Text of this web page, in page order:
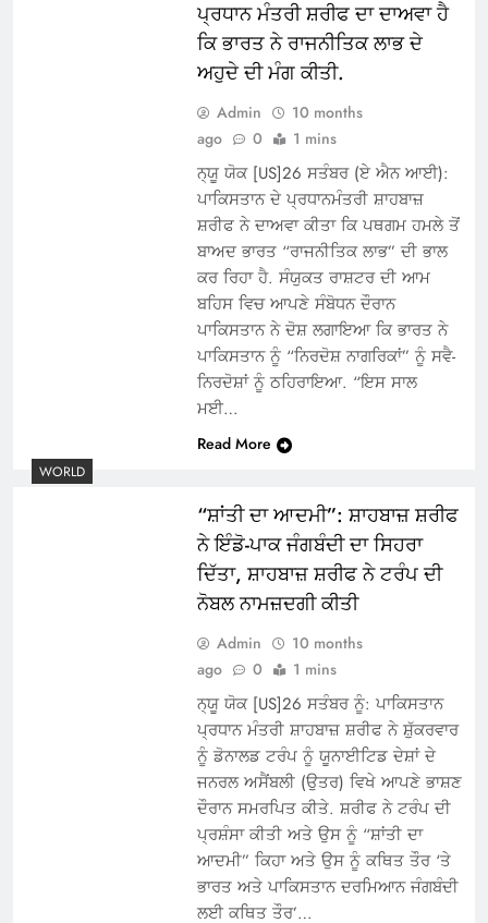
ਪ੍ਰਧਾਨ ਮੰਤਰੀ ਸ਼ਰੀਫ ਦਾ ਦਾਅਵਾ ਹੈ
ਕਿ ਭਾਰਤ ਨੇ ਰਾਜਨੀਤਿਕ ਲਾਭ ਦੇ
ਅਹੁਦੇ ਦੀ ਮੰਗ ਕੀਤੀ.
Admin
10 months
ago
0 1 mins
ਨ੍ਯੂ ਯੋਕ [US]26 ਸਤੰਬਰ (ਏ ਐਨ ਆਈ):
ਪਾਕਿਸਤਾਨ ਦੇ ਪ੍ਰਧਾਨਮੰਤਰੀ ਸ਼ਾਹਬਾਜ਼
ਸ਼ਰੀਫ ਨੇ ਦਾਅਵਾ ਕੀਤਾ ਕਿ ਪਥਗਮ ਹਮਲੇ ਤੋਂ
ਬਾਅਦ ਭਾਰਤ “ਰਾਜਨੀਤਿਕ ਲਾਭ” ਦੀ ਭਾਲ
ਕਰ ਰਿਹਾ ਹੈ. ਸੰਯੁਕਤ ਰਾਸ਼ਟਰ ਦੀ ਆਮ
ਬਹਿਸ ਵਿਚ ਆਪਣੇ ਸੰਬੋਧਨ ਦੌਰਾਨ
ਪਾਕਿਸਤਾਨ ਨੇ ਦੋਸ਼ ਲਗਾਇਆ ਕਿ ਭਾਰਤ ਨੇ
ਪਾਕਿਸਤਾਨ ਨੂੰ “ਨਿਰਦੋਸ਼ ਨਾਗਰਿਕਾਂ” ਨੂੰ ਸਵੈ-
ਨਿਰਦੋਸ਼ਾਂ ਨੂੰ ਠਹਿਰਾਇਆ. “ਇਸ ਸਾਲ
ਮਈ…
Read More
WORLD
“ਸ਼ਾਂਤੀ ਦਾ ਆਦਮੀ”: ਸ਼ਾਹਬਾਜ਼ ਸ਼ਰੀਫ
ਨੇ ਇੰਡੋ-ਪਾਕ ਜੰਗਬੰਦੀ ਦਾ ਸਿਹਰਾ
ਦਿੱਤਾ, ਸ਼ਾਹਬਾਜ਼ ਸ਼ਰੀਫ ਨੇ ਟਰੰਪ ਦੀ
ਨੋਬਲ ਨਾਮਜ਼ਦਗੀ ਕੀਤੀ
Admin
10 months
ago
0 1 mins
ਨ੍ਯੂ ਯੋਕ [US]26 ਸਤੰਬਰ ਨੂੰ: ਪਾਕਿਸਤਾਨ
ਪ੍ਰਧਾਨ ਮੰਤਰੀ ਸ਼ਾਹਬਾਜ਼ ਸ਼ਰੀਫ ਨੇ ਸ਼ੁੱਕਰਵਾਰ
ਨੂੰ ਡੋਨਾਲਡ ਟਰੰਪ ਨੂੰ ਯੂਨਾਈਟਿਡ ਦੇਸ਼ਾਂ ਦੇ
ਜਨਰਲ ਅਸੈਂਬਲੀ (ਉਤਰ) ਵਿਖੇ ਆਪਣੇ ਭਾਸ਼ਣ
ਦੌਰਾਨ ਸਮਰਪਿਤ ਕੀਤੇ. ਸ਼ਰੀਫ ਨੇ ਟਰੰਪ ਦੀ
ਪ੍ਰਸ਼ੰਸਾ ਕੀਤੀ ਅਤੇ ਉਸ ਨੂੰ “ਸ਼ਾਂਤੀ ਦਾ
ਆਦਮੀ” ਕਿਹਾ ਅਤੇ ਉਸ ਨੂੰ ਕਥਿਤ ਤੌਰ ‘ਤੇ
ਭਾਰਤ ਅਤੇ ਪਾਕਿਸਤਾਨ ਦਰਮਿਆਨ ਜੰਗਬੰਦੀ
ਲਈ ਕਥਿਤ ਤੌਰ’…